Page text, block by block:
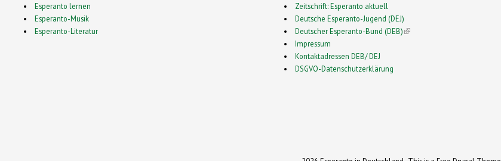
Esperanto lernen
Esperanto-Musik
Esperanto-Literatur
Zeitschrift: Esperanto aktuell
Deutsche Esperanto-Jugend (DEJ)
Deutscher Esperanto-Bund (DEB)(link is external)
Impressum
Kontaktadressen DEB/ DEJ
DSGVO-Datenschutzerklärung